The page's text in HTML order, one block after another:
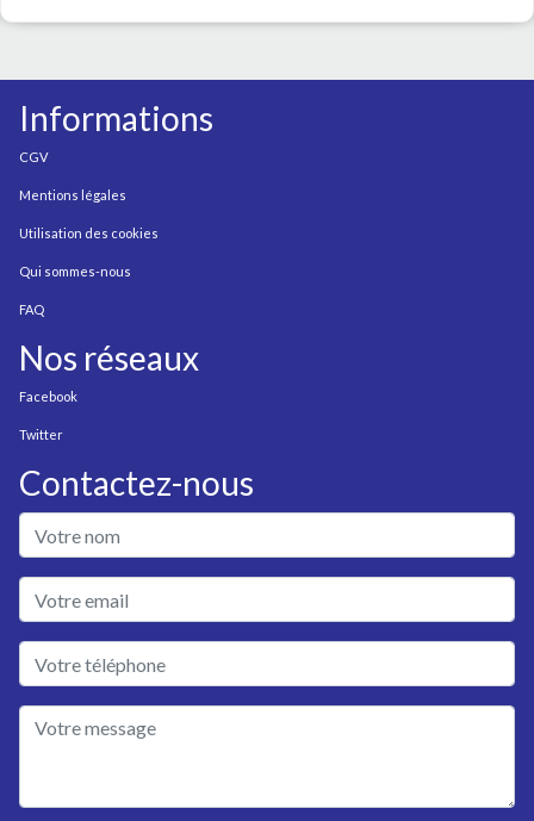
Informations
CGV
Mentions légales
Utilisation des cookies
Qui sommes-nous
FAQ
Nos réseaux
Facebook
Twitter
Contactez-nous